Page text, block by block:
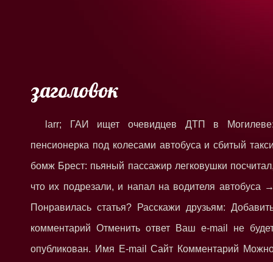
заголовок
larr; ГАИ ищет очевидцев ДТП в
пенсионерка под колесами автобуса и сбитый
бомж Брест: пьяный пассажир легковушки
что их подрезали, и напал на водителя автобуса
Понравилась статья? Расскажи друзьям:
комментарий Отменить ответ Ваш e-mail не
опубликован. Имя E-mail Сайт Комментарий